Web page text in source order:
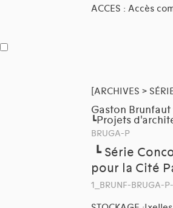
ACCES : Accès
[ARCHIVES >
Gaston Brunfaut
┗Projets
BRUGA-P
┗ Série
pour la Cité
1_BRUNF-BRUGA-